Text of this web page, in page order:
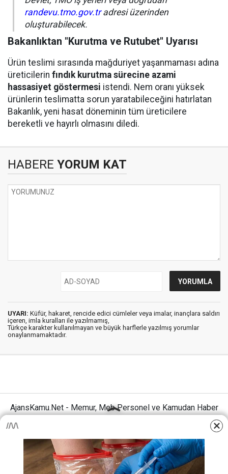
randevu.tmo.gov.tradresi üzerinden
oluşturabilecek.
Bakanlıktan "Kurutma ve Rutubet" Uyarısı
Ürün teslimi sırasında mağduriyet yaşanmaması adına
üreticilerin fındık kurutma sürecine azami
hassasiyet göstermesi istendi. Nem oranı yüksek
ürünlerin teslimatta sorun yaratabileceğini hatırlatan
Bakanlık, yeni hasat döneminin tüm üreticilere
bereketli ve hayırlı olmasını diledi.
HABERE YORUM KAT
UYARI: Küfür, hakaret, rencide edici cümleler veya imalar, inançlara saldırı
içeren, imla kuralları ile yazılmamış,
Türkçe karakter kullanılmayan ve büyük harflerle yazılmış yorumlar
onaylanmamaktadır.
AjansKamu.Net - Memur, Meb Personel ve Kamudan Haber
Anasayfa Künye İletişim
Gizlilik İlkeleri
Sitene Ekle
MEB Personel – Öğretmen Haberleri